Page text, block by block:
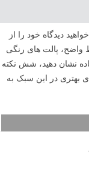
دیدگاه خود را از
پالت های رنگی
نشان دهید، شش نکته
بهتری در این سبک به